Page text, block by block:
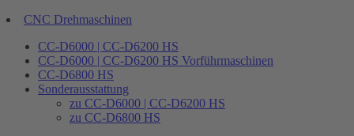
CNC Drehmaschinen
CC-D6000 | CC-D6200 HS
CC-D6000 | CC-D6200 HS Vorführmaschinen
CC-D6800 HS
Sonderausstattung
zu CC-D6000 | CC-D6200 HS
zu CC-D6800 HS